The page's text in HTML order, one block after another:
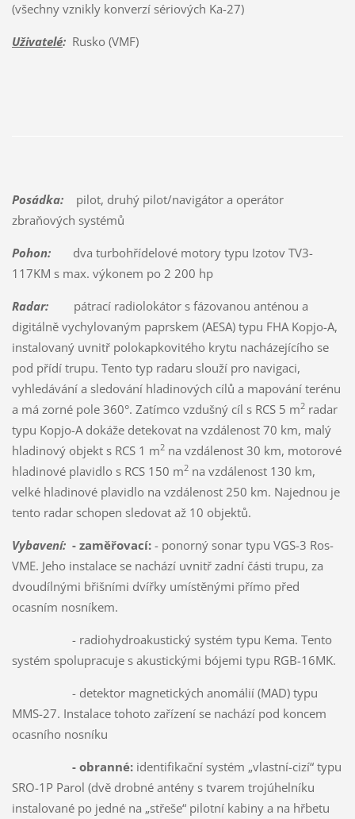
(všechny vznikly konverzí sériových Ka-27)
Uživatelé:Rusko (VMF)
Posádka:pilot, druhý pilot/navigátor a operátor
zbraňových systémů
Pohon:dva turbohřídelové motory typu Izotov TV3-
117KM s max. výkonem po 2 200 hp
Radar:pátrací radiolokátor s fázovanou anténou a
digitálně vychylovaným paprskem (AESA) typu FHA Kopjo-A,
instalovaný uvnitř polokapkovitého krytu nacházejícího se
pod přídí trupu. Tento typ radaru slouží pro navigaci,
vyhledávání a sledování hladinových cílů a mapování terénu
a má zorné pole 360°. Zatímco vzdušný cíl s RCS 5 m2radar
typu Kopjo-A dokáže detekovat na vzdálenost 70 km, malý
hladinový objekt s RCS 1 m2na vzdálenost 30 km, motorové
hladinové plavidlo s RCS 150 m2na vzdálenost 130 km,
velké hladinové plavidlo na vzdálenost 250 km. Najednou je
tento radar schopen sledovat až 10 objektů.
Vybavení: - zaměřovací:- ponorný sonar typu VGS-3 Ros-
VME. Jeho instalace se nachází uvnitř zadní části trupu, za
dvoudílnými břišními dvířky umístěnými přímo před
ocasním nosníkem.
- radiohydroakustický systém typu Kema. Tento
systém spolupracuje s akustickými bójemi typu RGB-16MK.
- detektor magnetických anomálií (MAD) typu
MMS-27. Instalace tohoto zařízení se nachází pod koncem
ocasního nosníku
- obranné:identifikační systém „vlastní-cizí“ typu
SRO-1P Parol (dvě drobné antény s tvarem trojúhelníku
instalované po jedné na „střeše“ pilotní kabiny a na hřbetu